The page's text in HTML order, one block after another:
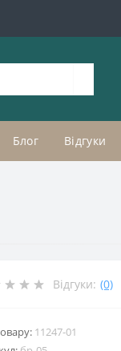
Блог Відгуки
Відгуки: (0)
11247-01